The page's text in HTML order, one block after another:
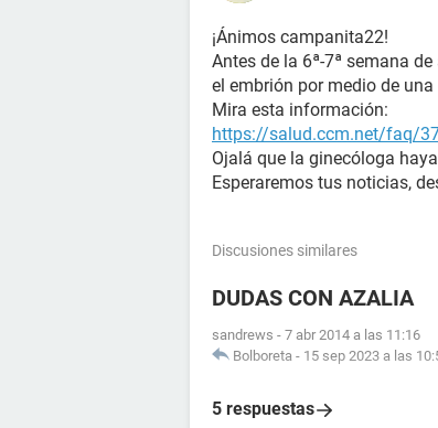
¡Ánimos campanita22!
Antes de la 6ª-7ª semana
el embrión por medio de
Mira esta información:
https://salud.ccm.net/faq/
Ojalá que la ginecóloga
Esperaremos tus noticias,
Discusiones similares
DUDAS CON AZALIA
sandrews - 7 abr 2014 a las 11:16
Bolboreta - 15 sep 2023 a las
5 respuestas